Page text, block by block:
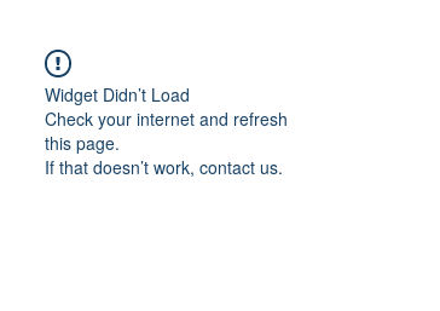
Widget Didn’t Load
Check your internet and refresh
this page.
If that doesn’t work, contact us.